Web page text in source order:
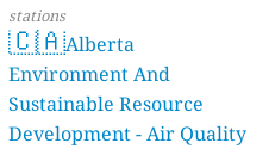
stations
🇨🇦Alberta
Environment And
Sustainable Resource
Development - Air Quality